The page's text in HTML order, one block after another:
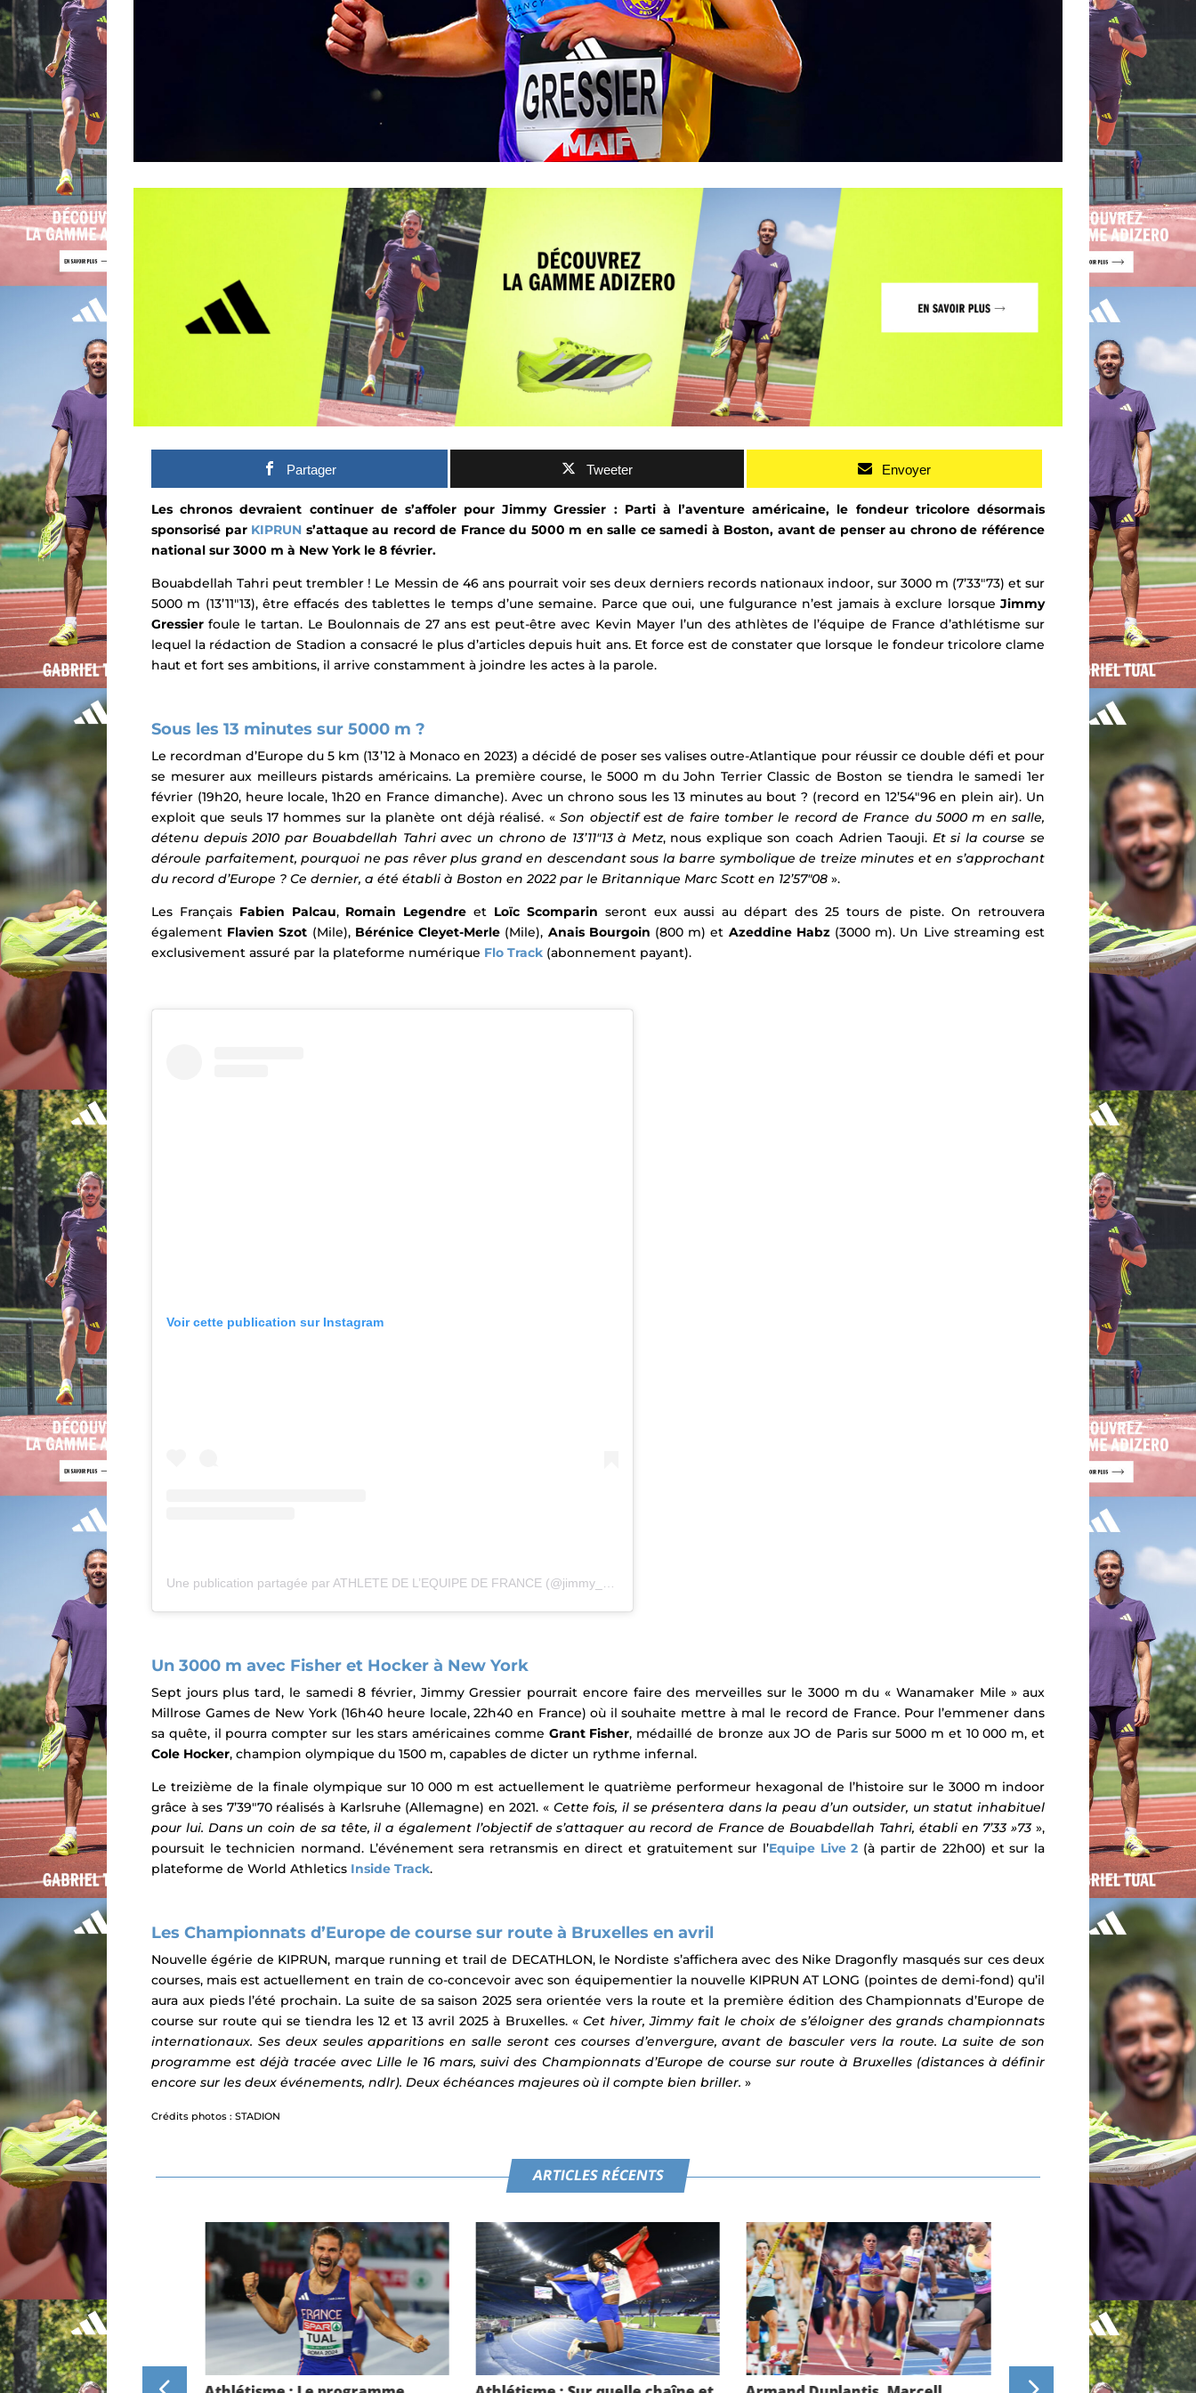
Partager Tweeter Envoyer
Les chronos devraient continuer de s’affoler pour Jimmy Gressier : Parti à l’aventure américaine, le fondeur tricolore désormais
sponsorisé par KIPRUN s’attaque au record de France du 5000 m en salle ce samedi à Boston, avant de penser au chrono de référence
national sur 3000 m à New York le 8 février.
Bouabdellah Tahri peut trembler ! Le Messin de 46 ans pourrait voir ses deux derniers records nationaux indoor, sur 3000 m (7’33″73) et sur
5000 m (13’11″13), être effacés des tablettes le temps d’une semaine. Parce que oui, une fulgurance n’est jamais à exclure lorsque Jimmy
Gressier foule le tartan. Le Boulonnais de 27 ans est peut-être avec Kevin Mayer l’un des athlètes de l’équipe de France d’athlétisme sur
lequel la rédaction de Stadion a consacré le plus d’articles depuis huit ans. Et force est de constater que lorsque le fondeur tricolore clame
haut et fort ses ambitions, il arrive constamment à joindre les actes à la parole.
Sous les 13 minutes sur 5000 m ?
Le recordman d’Europe du 5 km (13’12 à Monaco en 2023) a décidé de poser ses valises outre-Atlantique pour réussir ce double défi et pour
se mesurer aux meilleurs pistards américains. La première course, le 5000 m duJohn Terrier Classic de Boston se tiendra le samedi 1er
février (19h20, heure locale, 1h20 en France dimanche). Avec un chrono sous les 13 minutes au bout ? (record en 12’54″96 en plein air). Un
exploit que seuls 17 hommes sur la planète ont déjà réalisé. «Son objectif est de faire tomber le record de France du 5000 m en salle,
détenu depuis 2010 par Bouabdellah Tahri avec un chrono de 13’11″13 à Metz, nous explique son coach Adrien Taouji. Et si la course se
déroule parfaitement, pourquoi ne pas rêver plus grand en descendant sous la barre symbolique de treize minutes et en s’approchant
du record d’Europe ? Ce dernier, a été établi à Boston en 2022 par le Britannique Marc Scott en 12’57″08 ».
Les Français Fabien Palcau, Romain Legendre et Loïc Scomparin seront eux aussi au départ des 25 tours de piste. On retrouvera
également Flavien Szot (Mile), Bérénice Cleyet-Merle (Mile), Anais Bourgoin (800 m) et Azeddine Habz(3000 m). Un Live streaming est
exclusivement assuré par la plateforme numérique Flo Track (abonnement payant).
Voir cette publication sur Instagram
Un 3000 m avec Fisher et Hocker à New York
Sept jours plus tard, le samedi 8 février, Jimmy Gressier pourrait encore faire des merveilles sur le 3000 m du « Wanamaker Mile » aux
Millrose Gamesde New York (16h40 heure locale, 22h40 en France) où il souhaite mettre à mal le record de France. Pour l’emmener dans
sa quête, il pourra compter sur lesstars américaines comme Grant Fisher, médaillé de bronze aux JO de Paris sur 5000 m et 10 000 m, et
Cole Hocker, champion olympique du 1500 m, capables de dicter un rythme infernal.
Le treizième de la finale olympique sur 10 000 m est actuellement le quatrième performeur hexagonal de l’histoire sur le 3000 m indoor
grâce à ses 7’39″70 réalisés à Karlsruhe (Allemagne) en 2021.« Cette fois, il se présentera dans la peau d’un outsider, un statut inhabituel
pour lui. Dans un coin de sa tête, il a également l’objectif de s’attaquer au record de France de Bouabdellah Tahri, établi en 7’33 »73»,
poursuit le technicien normand. L’événement sera retransmis en direct et gratuitement sur l’Equipe Live 2 (à partir de 22h00) et sur la
plateforme de World Athletics Inside Track.
Les Championnats d’Europe de course sur route à Bruxelles en avril
Nouvelle égérie de KIPRUN, marque running et trail de DECATHLON, le Nordiste s’affichera avec des Nike Dragonfly masqués sur ces deux
courses, mais est actuellement en train de co-concevoir avec son équipementier la nouvelle KIPRUN AT LONG (pointes de demi-fond) qu’il
aura aux pieds l’été prochain. La suite de sa saison 2025 sera orientée vers la route et la première édition des Championnats d’Europe de
course sur route qui se tiendra les 12 et 13 avril 2025 à Bruxelles. « Cet hiver, Jimmy fait le choix de s’éloigner des grands championnats
internationaux. Ses deux seules apparitions en salle seront ces courses d’envergure, avant de basculer vers la route. La suite de son
programme est déjà tracée avec Lille le 16 mars, suivi des Championnats d’Europe de course sur route à Bruxelles (distances à définir
encore sur les deux événements, ndlr). Deux échéances majeures où il compte bien briller. »
Crédits photos : STADION
ARTICLES RÉCENTS